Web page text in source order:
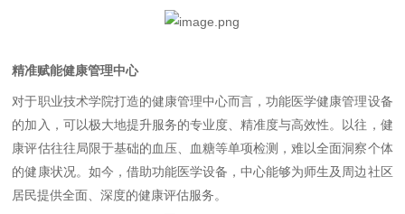
精准赋能健康管理中心
对于职业技术学院打造的健康管理中心而言，功能医学健康管理设备
的加入，可以极大地提升服务的专业度、精准度与高效性。以往，健
康评估往往局限于基础的血压、血糖等单项检测，难以全面洞察个体
的健康状况。如今，借助功能医学设备，中心能够为师生及周边社区
居民提供全面、深度的健康评估服务。